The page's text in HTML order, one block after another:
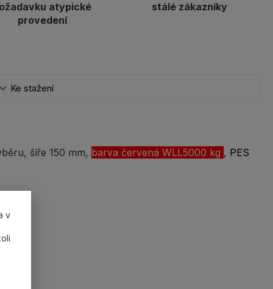
atypické
provedení
stálé zákazníky
Ke stažení
šíře 150 mm, barva červená WLL5000 kg , PES
v